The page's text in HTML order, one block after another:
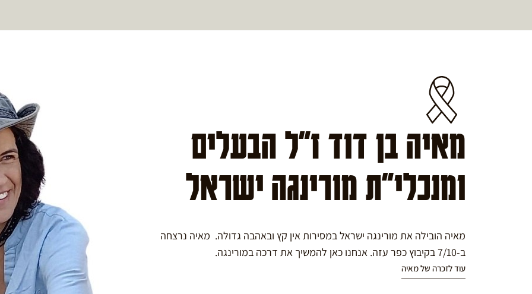
מאיה בן דוד ז"ל הבעלים
ומנכלי"ת מורינגה ישראל
מאיה הובילה את מורינגה ישראל במסירות אין קץ ובאהבה גדולה. מאיה נרצחה
ב-7/10 בקיבוץ כפר עזה. אנחנו כאן להמשיך את דרכה במורינגה.
עוד לזכרה של מאיה